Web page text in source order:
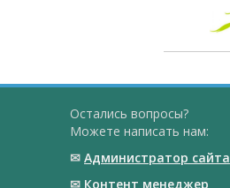
Остались вопросы?
Можете написать нам:
✉ Администратор сайта
✉ Контент менеджер